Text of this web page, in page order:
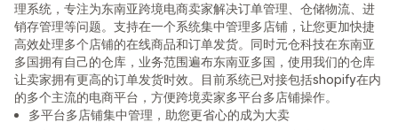
理系统，专注为东南亚跨境电商卖家解决订单管理、仓储物流、进
销存管理等问题。支持在一个系统集中管理多店铺，让您更加快捷
高效处理多个店铺的在线商品和订单发货。同时元仓科技在东南亚
多国拥有自己的仓库，业务范围遍布东南亚多国，使用我们的仓库
让卖家拥有更高的订单发货时效。目前系统已对接包括shopify在内
的多个主流的电商平台，方便跨境卖家多平台多店铺操作。
多平台多店铺集中管理，助您更省心的成为大卖